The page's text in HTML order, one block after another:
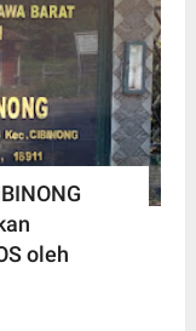
oleh